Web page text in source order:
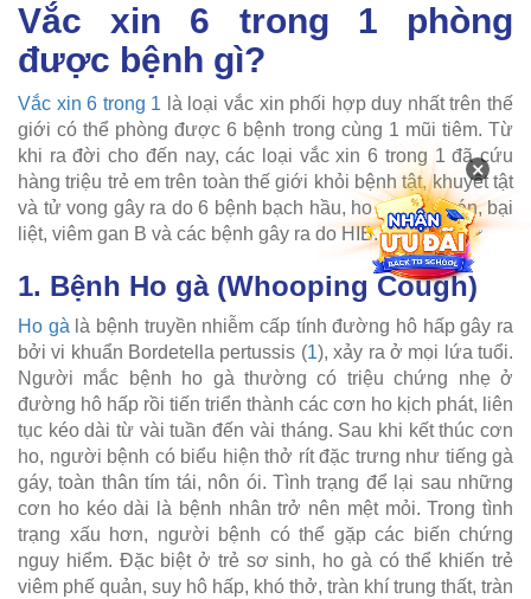
Vắc xin 6 trong 1 phòng
được bệnh gì?
Vắc xin 6 trong 1 là loại vắc xin phối hợp duy nhất trên thế
giới có thể phòng được 6 bệnh trong cùng 1 mũi tiêm. Từ
khi ra đời cho đến nay, các loại vắc xin 6 trong 1 đã cứu
hàng triệu trẻ em trên toàn thế giới khỏi bệnh tật, khuyết tật
và tử vong gây ra do 6 bệnh bạch hầu, ho gà, uốn ván, bại
liệt, viêm gan B và các bệnh gây ra do HIB.
1. Bệnh Ho gà (Whooping Cough)
Ho gà là bệnh truyền nhiễm cấp tính đường hô hấp gây ra
bởi vi khuẩn Bordetella pertussis (1), xảy ra ở mọi lứa tuổi.
Người mắc bệnh ho gà thường có triệu chứng nhẹ ở
đường hô hấp rồi tiến triển thành các cơn ho kịch phát, liên
tục kéo dài từ vài tuần đến vài tháng. Sau khi kết thúc cơn
ho, người bệnh có biểu hiện thở rít đặc trưng như tiếng gà
gáy, toàn thân tím tái, nôn ói. Tình trạng để lại sau những
cơn ho kéo dài là bệnh nhân trở nên mệt mỏi. Trong tình
trạng xấu hơn, người bệnh có thể gặp các biến chứng
nguy hiểm. Đặc biệt ở trẻ sơ sinh, ho gà có thể khiến trẻ
viêm phế quản, suy hô hấp, khó thở, tràn khí trung thất, tràn
×